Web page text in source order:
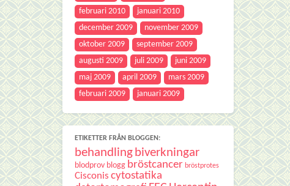
februari 2010
januari 2010
december 2009
november 2009
oktober 2009
september 2009
augusti 2009
juli 2009
juni 2009
maj 2009
april 2009
mars 2009
februari 2009
januari 2009
ETIKETTER FRÅN BLOGGEN:
behandling biverkningar
blodprov blogg bröstcancer bröstprotes
Cisconis cytostatika